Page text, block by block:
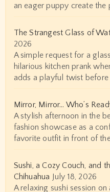
an eager puppy create
The Strangest Glass of
2026
A simple request for a
hilarious kitchen prank
adds a playful twist before
Mirror, Mirror… Who’s
A stylish afternoon in the
fashion showcase as a
favorite outfit in front of
Sushi, a Cozy Couch, and
Chihuahua July 18, 2026
A relaxing sushi session